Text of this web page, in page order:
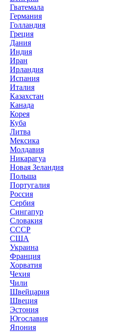
Гватемала
Германия
Голландия
Греция
Дания
Индия
Иран
Ирландия
Испания
Италия
Казахстан
Канада
Корея
Куба
Литва
Мексика
Молдавия
Никарагуа
Новая Зеландия
Польша
Португалия
Россия
Сербия
Сингапур
Словакия
СССР
США
Украина
Франция
Хорватия
Чехия
Чили
Швейцария
Швеция
Эстония
Югославия
Япония